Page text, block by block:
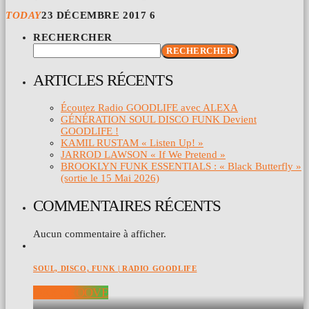
TODAY23 DÉCEMBRE 2017 6
RECHERCHER
RECHERCHER
ARTICLES RÉCENTS
Écoutez Radio GOODLIFE avec ALEXA
GÉNÉRATION SOUL DISCO FUNK Devient
GOODLIFE !
KAMIL RUSTAM « Listen Up! »
JARROD LAWSON « If We Pretend »
BROOKLYN FUNK ESSENTIALS : « Black Butterfly »
(sortie le 15 Mai 2026)
COMMENTAIRES RÉCENTS
Aucun commentaire à afficher.
SOUL, DISCO, FUNK | RADIO GOODLIFE
DAY GROOVE